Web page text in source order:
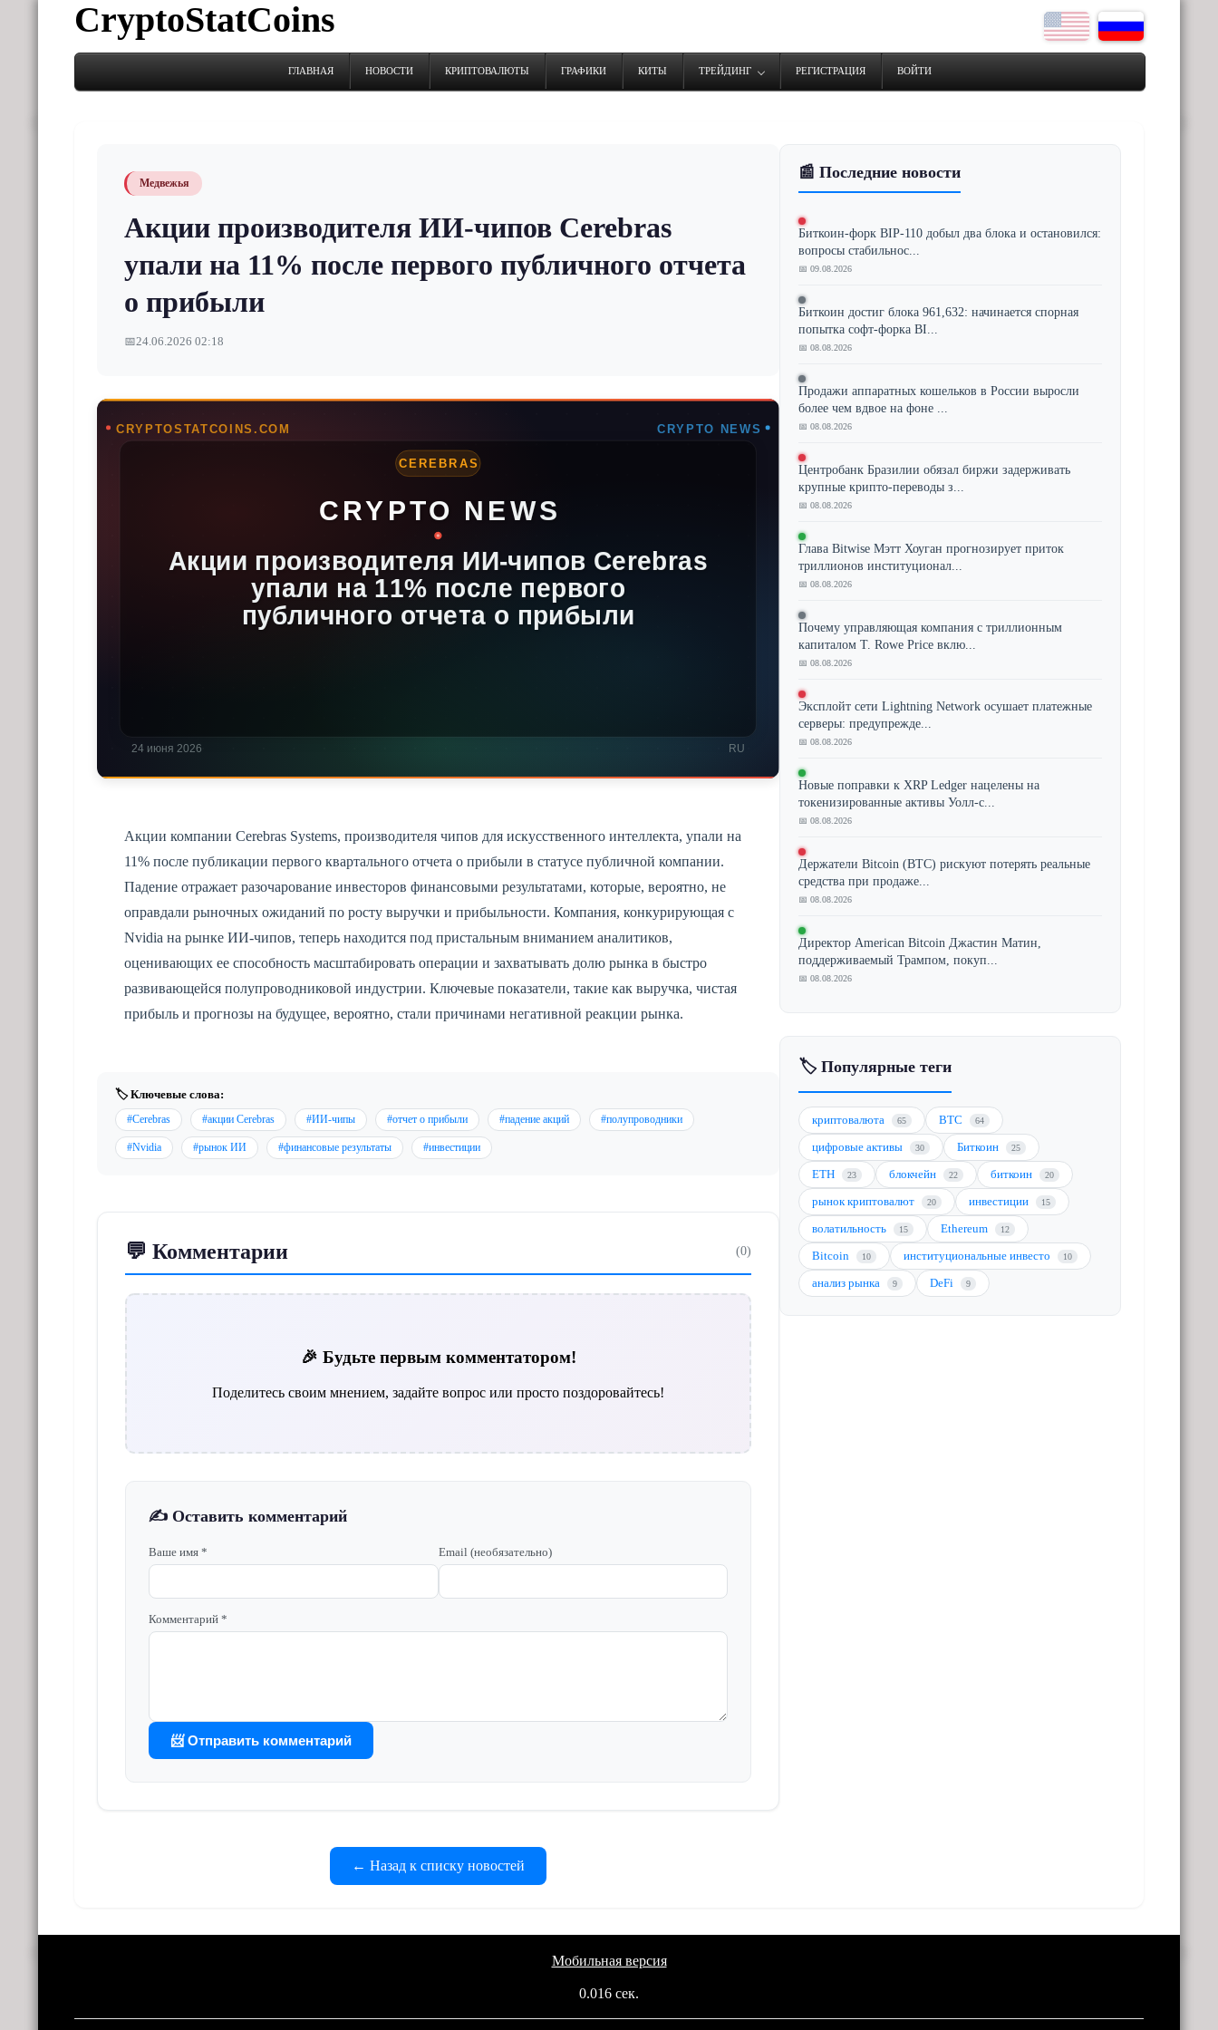
CryptoStatCoins
ГЛАВНАЯ НОВОСТИ КРИПТОВАЛЮТЫ ГРАФИКИ КИТЫ ТРЕЙДИНГ РЕГИСТРАЦИЯ ВОЙТИ
Медвежья
Акции производителя ИИ-чипов Cerebras
упали на 11% после первого публичного отчета
о прибыли
📅24.06.2026 02:18
Акции компании Cerebras Systems, производителя чипов для искусственного интеллекта, упали на
11% после публикации первого квартального отчета о прибыли в статусе публичной компании.
Падение отражает разочарование инвесторов финансовыми результатами, которые, вероятно, не
оправдали рыночных ожиданий по росту выручки и прибыльности. Компания, конкурирующая с
Nvidia на рынке ИИ-чипов, теперь находится под пристальным вниманием аналитиков,
оценивающих ее способность масштабировать операции и захватывать долю рынка в быстро
развивающейся полупроводниковой индустрии. Ключевые показатели, такие как выручка, чистая
прибыль и прогнозы на будущее, вероятно, стали причинами негативной реакции рынка.
🏷️ Ключевые слова:
#Cerebras #акции Cerebras #ИИ-чипы #отчет о прибыли #падение акций #полупроводники
#Nvidia #рынок ИИ #финансовые результаты #инвестиции
💬 Комментарии (0)
🎉 Будьте первым комментатором!
Поделитесь своим мнением, задайте вопрос или просто поздоровайтесь!
✍️ Оставить комментарий
Ваше имя * Email (необязательно)
Комментарий *
📨 Отправить комментарий
← Назад к списку новостей
📰 Последние новости
Биткоин-форк BIP-110 добыл два блока и остановился:
вопросы стабильнос...
📅 09.08.2026
Биткоин достиг блока 961,632: начинается спорная
попытка софт-форка BI...
📅 08.08.2026
Продажи аппаратных кошельков в России выросли
более чем вдвое на фоне ...
📅 08.08.2026
Центробанк Бразилии обязал биржи задерживать
крупные крипто-переводы з...
📅 08.08.2026
Глава Bitwise Мэтт Хоуган прогнозирует приток
триллионов институционал...
📅 08.08.2026
Почему управляющая компания с триллионным
капиталом T. Rowe Price вклю...
📅 08.08.2026
Эксплойт сети Lightning Network осушает платежные
серверы: предупрежде...
📅 08.08.2026
Новые поправки к XRP Ledger нацелены на
токенизированные активы Уолл-с...
📅 08.08.2026
Держатели Bitcoin (BTC) рискуют потерять реальные
средства при продаже...
📅 08.08.2026
Директор American Bitcoin Джастин Матин,
поддерживаемый Трампом, покуп...
📅 08.08.2026
🏷️ Популярные теги
криптовалюта 65 BTC 64
цифровые активы 30 Биткоин 25
ETH 23 блокчейн 22 биткоин 20
рынок криптовалют 20 инвестиции 15
волатильность 15 Ethereum 12
Bitcoin 10 институциональные инвесто 10
анализ рынка 9 DeFi 9
Мобильная версия
0.016 сек.